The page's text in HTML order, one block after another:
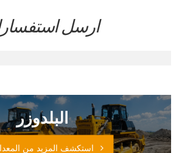
ارسل
البلدوزر
استكشف المزيد من